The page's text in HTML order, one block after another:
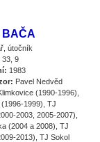
BAČA
útočník
33, 9
1983
Pavel Nedvěd
(1990-1996),
1999), TJ
2003, 2005-2007),
(2004 a 2008), TJ
2013), TJ Sokol